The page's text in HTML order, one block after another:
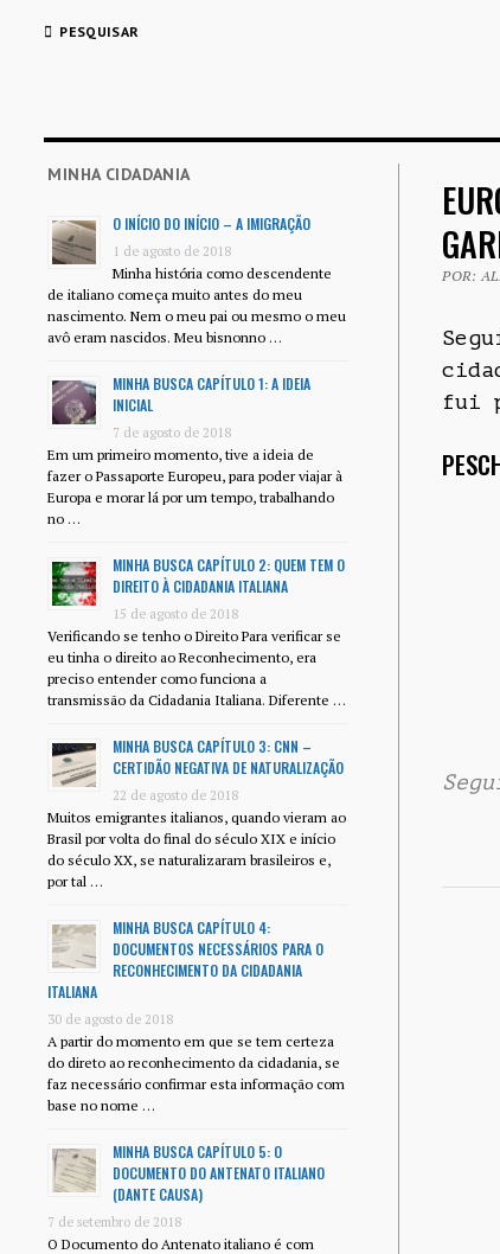
PESQUISAR
MINHA CIDADANIA
O INÍCIO DO INÍCIO – A IMIGRAÇÃO
1 de agosto de 2018
Minha história como descendente
de italiano começa muito antes do meu
nascimento. Nem o meu pai ou mesmo o meu
avô eram nascidos. Meu bisnonno …
MINHA BUSCA CAPÍTULO 1: A IDEIA
INICIAL
7 de agosto de 2018
Em um primeiro momento, tive a ideia de
fazer o Passaporte Europeu, para poder viajar à
Europa e morar lá por um tempo, trabalhando
no …
MINHA BUSCA CAPÍTULO 2: QUEM TEM O
DIREITO À CIDADANIA ITALIANA
15 de agosto de 2018
Verificando se tenho o Direito Para verificar se
eu tinha o direito ao Reconhecimento, era
preciso entender como funciona a
transmissão da Cidadania Italiana. Diferente …
MINHA BUSCA CAPÍTULO 3: CNN –
CERTIDÃO NEGATIVA DE NATURALIZAÇÃO
22 de agosto de 2018
Muitos emigrantes italianos, quando vieram ao
Brasil por volta do final do século XIX e início
do século XX, se naturalizaram brasileiros e,
por tal …
MINHA BUSCA CAPÍTULO 4:
DOCUMENTOS NECESSÁRIOS PARA O
RECONHECIMENTO DA CIDADANIA
ITALIANA
30 de agosto de 2018
A partir do momento em que se tem certeza
do direto ao reconhecimento da cidadania, se
faz necessário confirmar esta informação com
base no nome …
MINHA BUSCA CAPÍTULO 5: O
DOCUMENTO DO ANTENATO ITALIANO
(DANTE CAUSA)
7 de setembro de 2018
O Documento do Antenato italiano é com
POR:
fui